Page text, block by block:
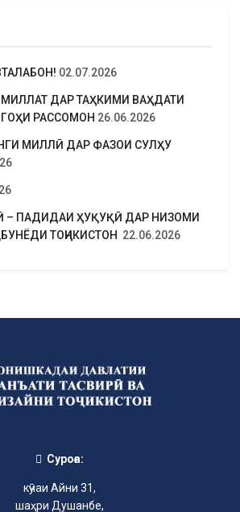
02.07.2026
ДАР ТАҲКИМИ ВАҲДАТИ
РАССОМОН 26.06.2026
МИЛЛӢ ДАР ФАЗОИ СУЛҲУ
– ПАДИДАИ ҲУҚУҚӢ ДАР НИЗОМИ
ТОҶИКИСТОН 22.06.2026
Суроға:
кӯчаи Айни 31,
шаҳри Душанбе,